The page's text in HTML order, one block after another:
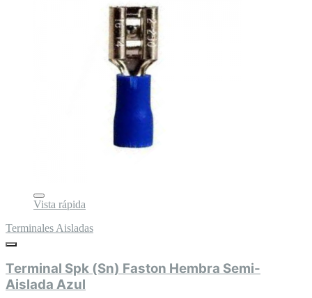
Vista rápida
Terminales Aisladas
Terminal Spk (Sn) Faston Hembra Semi-
Aislada Azul